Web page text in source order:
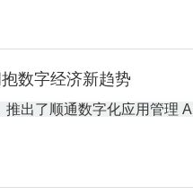
数字经济新趋势
出了顺通数字化应用管理